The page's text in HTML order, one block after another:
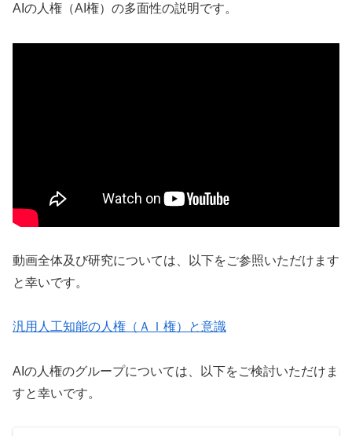
AIの人権（AI権）の多面性の説明です。
動画全体及び研究については、以下をご参照いただけます
と幸いです。
汎用人工知能の人権（ＡＩ権）と意識
AIの人権のグループについては、以下をご検討いただけま
すと幸いです。